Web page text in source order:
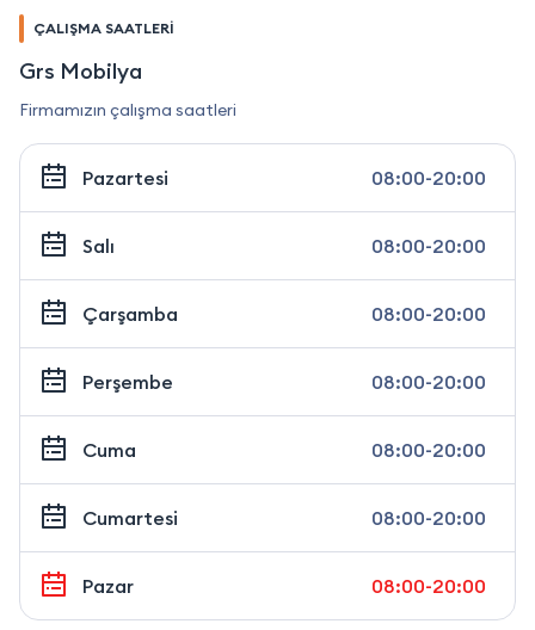
ÇALIŞMA SAATLERİ
Grs Mobilya
Firmamızın çalışma saatleri
Pazartesi 08:00-20:00
Salı 08:00-20:00
Çarşamba 08:00-20:00
Perşembe 08:00-20:00
Cuma 08:00-20:00
Cumartesi 08:00-20:00
Pazar 08:00-20:00